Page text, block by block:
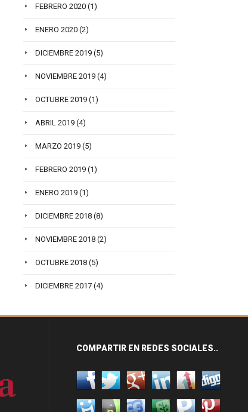
FEBRERO 2020 (1)
ENERO 2020 (2)
DICIEMBRE 2019 (5)
NOVIEMBRE 2019 (4)
OCTUBRE 2019 (1)
ABRIL 2019 (4)
MARZO 2019 (5)
FEBRERO 2019 (1)
ENERO 2019 (1)
DICIEMBRE 2018 (8)
NOVIEMBRE 2018 (2)
OCTUBRE 2018 (5)
DICIEMBRE 2017 (4)
COMPARTIR EN REDES SOCIALES..